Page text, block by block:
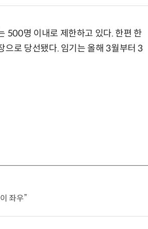
500명 이내로 제한하고 있다. 한편 한
로 당선됐다. 임기는 올해 3월부터 3
좌우”